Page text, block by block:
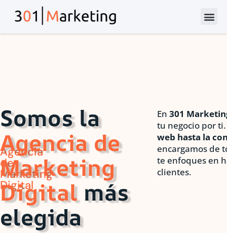
Agencia
de
Marketing
Digital
Somos la
Agencia de
Marketing
Digitalmás
elegida
En 301
tu negocio por
web hasta la
encargamos de
te enfoques en
clientes.